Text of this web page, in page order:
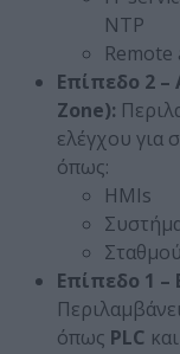
NTP
Remote
Επίπεδο 2
Zone):
ελέγχου για
όπως:
HMIs
Επίπεδο 1
όπως PLC και